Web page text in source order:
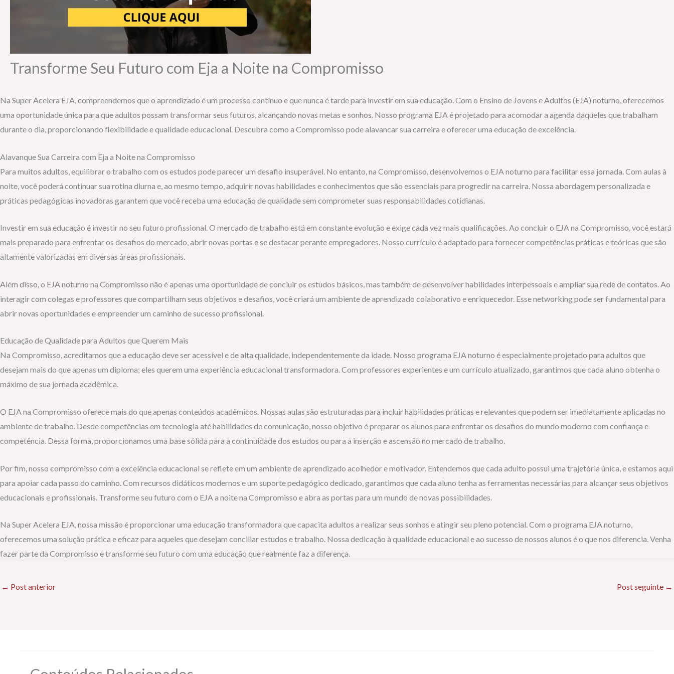
Transforme Seu Futuro com Eja a Noite na Compromisso
Na Super Acelera EJA, compreendemos que o aprendizado é um processo contínuo e que nunca é tarde para investir em sua educação. Com o Ensino de Jovens e Adultos (EJA) noturno, oferecemos
uma oportunidade única para que adultos possam transformar seus futuros, alcançando novas metas e sonhos. Nosso programa EJA é projetado para acomodar a agenda daqueles que trabalham
durante o dia, proporcionando flexibilidade e qualidade educacional. Descubra como a Compromisso pode alavancar sua carreira e oferecer uma educação de excelência.
Alavanque Sua Carreira com Eja a Noite na Compromisso
Para muitos adultos, equilibrar o trabalho com os estudos pode parecer um desafio insuperável. No entanto, na Compromisso, desenvolvemos o EJA noturno para facilitar essa jornada. Com aulas à
noite, você poderá continuar sua rotina diurna e, ao mesmo tempo, adquirir novas habilidades e conhecimentos que são essenciais para progredir na carreira. Nossa abordagem personalizada e
práticas pedagógicas inovadoras garantem que você receba uma educação de qualidade sem comprometer suas responsabilidades cotidianas.
Investir em sua educação é investir no seu futuro profissional. O mercado de trabalho está em constante evolução e exige cada vez mais qualificações. Ao concluir o EJA na Compromisso, você estará
mais preparado para enfrentar os desafios do mercado, abrir novas portas e se destacar perante empregadores. Nosso currículo é adaptado para fornecer competências práticas e teóricas que são
altamente valorizadas em diversas áreas profissionais.
Além disso, o EJA noturno na Compromisso não é apenas uma oportunidade de concluir os estudos básicos, mas também de desenvolver habilidades interpessoais e ampliar sua rede de contatos. Ao
interagir com colegas e professores que compartilham seus objetivos e desafios, você criará um ambiente de aprendizado colaborativo e enriquecedor. Esse networking pode ser fundamental para
abrir novas oportunidades e empreender um caminho de sucesso profissional.
Educação de Qualidade para Adultos que Querem Mais
Na Compromisso, acreditamos que a educação deve ser acessível e de alta qualidade, independentemente da idade. Nosso programa EJA noturno é especialmente projetado para adultos que
desejam mais do que apenas um diploma; eles querem uma experiência educacional transformadora. Com professores experientes e um currículo atualizado, garantimos que cada aluno obtenha o
máximo de sua jornada acadêmica.
O EJA na Compromisso oferece mais do que apenas conteúdos acadêmicos. Nossas aulas são estruturadas para incluir habilidades práticas e relevantes que podem ser imediatamente aplicadas no
ambiente de trabalho. Desde competências em tecnologia até habilidades de comunicação, nosso objetivo é preparar os alunos para enfrentar os desafios do mundo moderno com confiança e
competência. Dessa forma, proporcionamos uma base sólida para a continuidade dos estudos ou para a inserção e ascensão no mercado de trabalho.
Por fim, nosso compromisso com a excelência educacional se reflete em um ambiente de aprendizado acolhedor e motivador. Entendemos que cada adulto possui uma trajetória única, e estamos aqui
para apoiar cada passo do caminho. Com recursos didáticos modernos e um suporte pedagógico dedicado, garantimos que cada aluno tenha as ferramentas necessárias para alcançar seus objetivos
educacionais e profissionais. Transforme seu futuro com o EJA a noite na Compromisso e abra as portas para um mundo de novas possibilidades.
Na Super Acelera EJA, nossa missão é proporcionar uma educação transformadora que capacita adultos a realizar seus sonhos e atingir seu pleno potencial. Com o programa EJA noturno,
oferecemos uma solução prática e eficaz para aqueles que desejam conciliar estudos e trabalho. Nossa dedicação à qualidade educacional e ao sucesso de nossos alunos é o que nos diferencia. Venha
fazer parte da Compromisso e transforme seu futuro com uma educação que realmente faz a diferença.
← Post anterior Post seguinte →